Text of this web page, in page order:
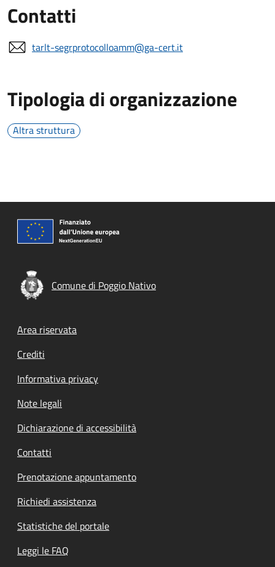
Contatti
tarlt-segrprotocolloamm@ga-cert.it
Tipologia di organizzazione
Altra struttura
Comune di Poggio Nativo
Footer menu
Area riservata
Crediti
Informativa privacy
Note legali
Dichiarazione di accessibilità
Contatti
Prenotazione appuntamento
Richiedi assistenza
Statistiche del portale
Leggi le FAQ